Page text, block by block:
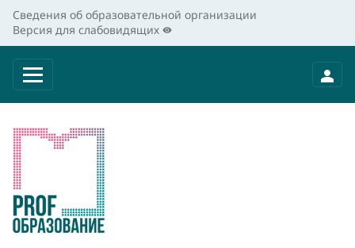
Сведения об образовательной организации
Версия для слабовидящих